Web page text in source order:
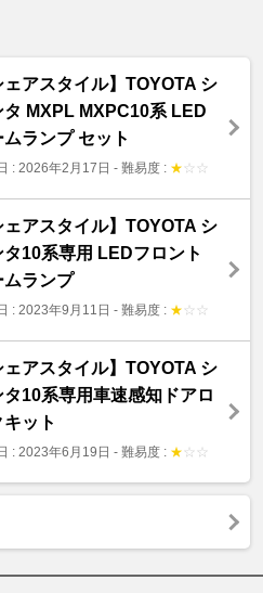
ェアスタイル】TOYOTA シ
タ MXPL MXPC10系 LED
ムランプ セット
: 2026年2月17日 - 難易度 : ★ ☆ ☆
ェアスタイル】TOYOTA シ
タ10系専用 LEDフロント
ムランプ
: 2023年9月11日 - 難易度 : ★ ☆ ☆
ェアスタイル】TOYOTA シ
タ10系専用車速感知ドアロ
キット
: 2023年6月19日 - 難易度 : ★ ☆ ☆